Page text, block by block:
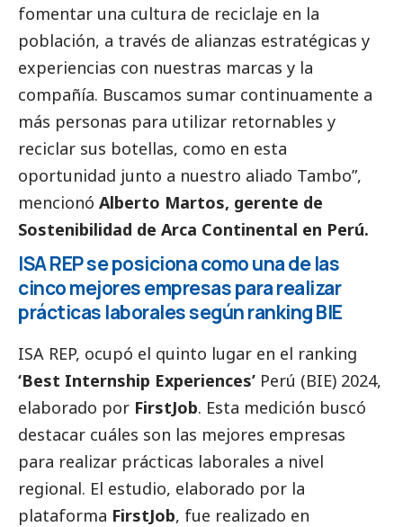
fomentar una cultura de reciclaje en la
población, a través de alianzas estratégicas y
experiencias con nuestras marcas y la
compañía. Buscamos sumar continuamente a
más personas para utilizar retornables y
reciclar sus botellas, como en esta
oportunidad junto a nuestro aliado Tambo”,
mencionó Alberto Martos, gerente de
Sostenibilidad de Arca Continental en Perú.
ISA REP se posiciona como una de las
cinco mejores empresas para realizar
prácticas laborales según ranking BIE
ISA REP, ocupó el quinto lugar en el ranking
‘Best Internship Experiences’ Perú (BIE) 2024,
elaborado por FirstJob. Esta medición buscó
destacar cuáles son las mejores empresas
para realizar prácticas laborales a nivel
regional. El estudio, elaborado por la
plataforma FirstJob, fue realizado en